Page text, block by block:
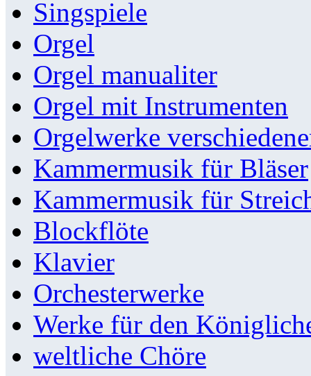
Singspiele
Orgel
Orgel manualiter
Orgel mit Instrumenten
Orgelwerke
Kammermusik für Bläser
Kammermusik für
Blockflöte
Klavier
Orchesterwerke
Werke für den
weltliche Chöre